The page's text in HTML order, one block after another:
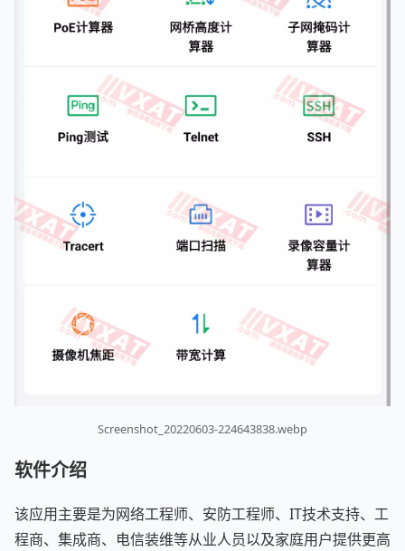
Screenshot_20220603-224643838.webp
软件介绍
该应用主要是为网络工程师、安防工程师、IT技术支持、工
程商、集成商、电信装维等从业人员以及家庭用户提供更高